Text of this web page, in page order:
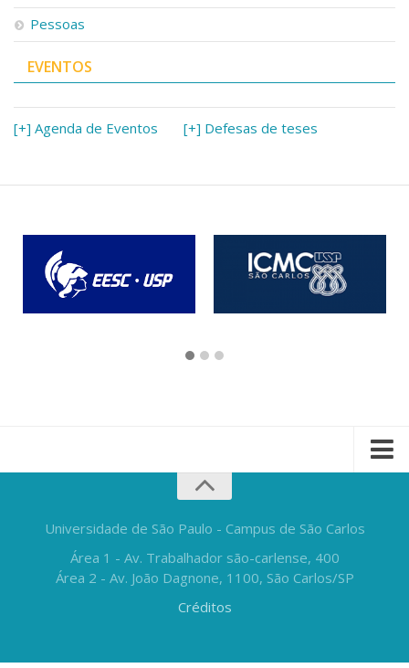
Pessoas
EVENTOS
[+] Agenda de Eventos [+] Defesas de teses
Universidade de São Paulo - Campus de São Carlos
Área 1 - Av. Trabalhador são-carlense, 400
Área 2 - Av. João Dagnone, 1100, São Carlos/SP
Créditos